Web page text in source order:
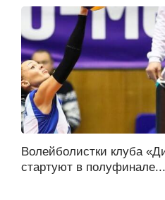
Волейболистки клуба
стартуют в полуфинале...